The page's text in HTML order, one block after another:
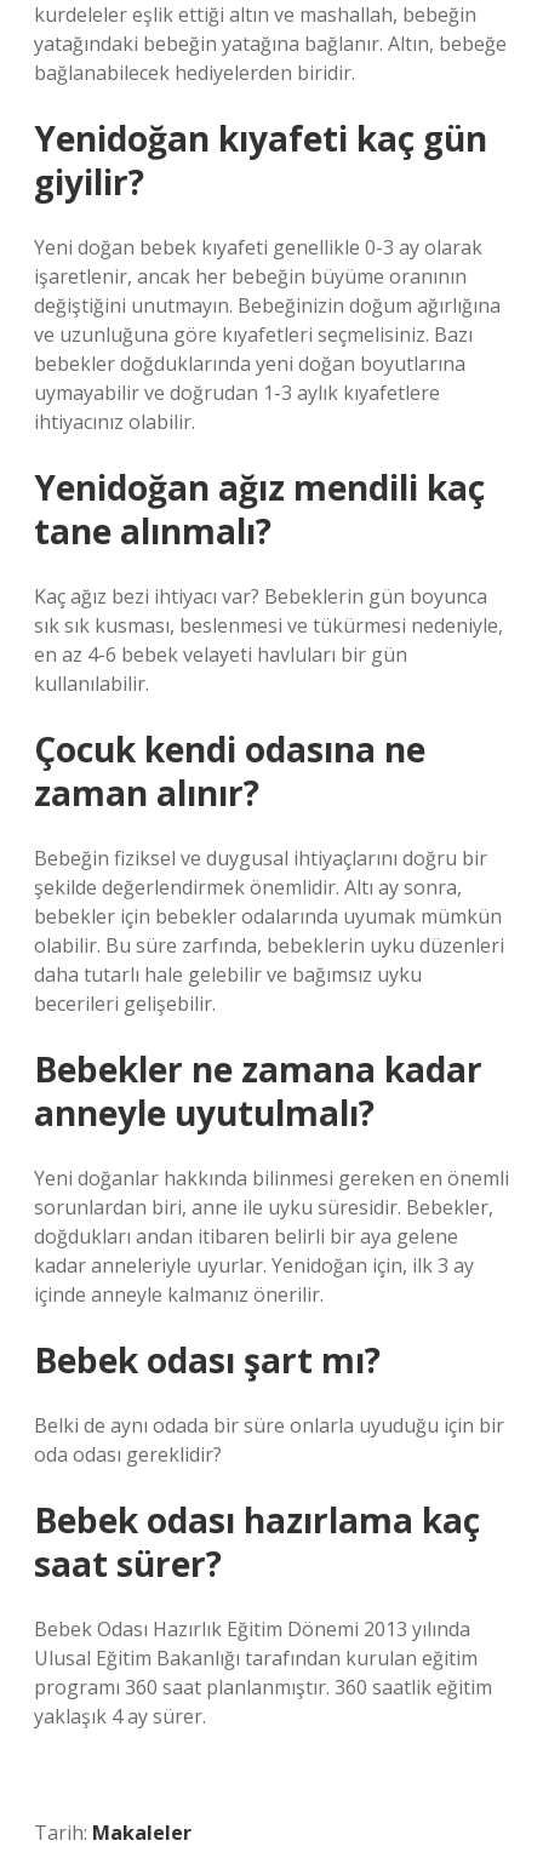
kurdeleler eşlik ettiği altın ve mashallah, bebeğin
yatağındaki bebeğin yatağına bağlanır. Altın, bebeğe
bağlanabilecek hediyelerden biridir.
Yenidoğan kıyafeti kaç gün
giyilir?
Yeni doğan bebek kıyafeti genellikle 0-3 ay olarak
işaretlenir, ancak her bebeğin büyüme oranının
değiştiğini unutmayın. Bebeğinizin doğum ağırlığına
ve uzunluğuna göre kıyafetleri seçmelisiniz. Bazı
bebekler doğduklarında yeni doğan boyutlarına
uymayabilir ve doğrudan 1-3 aylık kıyafetlere
ihtiyacınız olabilir.
Yenidoğan ağız mendili kaç
tane alınmalı?
Kaç ağız bezi ihtiyacı var? Bebeklerin gün boyunca
sık sık kusması, beslenmesi ve tükürmesi nedeniyle,
en az 4-6 bebek velayeti havluları bir gün
kullanılabilir.
Çocuk kendi odasına ne
zaman alınır?
Bebeğin fiziksel ve duygusal ihtiyaçlarını doğru bir
şekilde değerlendirmek önemlidir. Altı ay sonra,
bebekler için bebekler odalarında uyumak mümkün
olabilir. Bu süre zarfında, bebeklerin uyku düzenleri
daha tutarlı hale gelebilir ve bağımsız uyku
becerileri gelişebilir.
Bebekler ne zamana kadar
anneyle uyutulmalı?
Yeni doğanlar hakkında bilinmesi gereken en önemli
sorunlardan biri, anne ile uyku süresidir. Bebekler,
doğdukları andan itibaren belirli bir aya gelene
kadar anneleriyle uyurlar. Yenidoğan için, ilk 3 ay
içinde anneyle kalmanız önerilir.
Bebek odası şart mı?
Belki de aynı odada bir süre onlarla uyuduğu için bir
oda odası gereklidir?
Bebek odası hazırlama kaç
saat sürer?
Bebek Odası Hazırlık Eğitim Dönemi 2013 yılında
Ulusal Eğitim Bakanlığı tarafından kurulan eğitim
programı 360 saat planlanmıştır. 360 saatlik eğitim
yaklaşık 4 ay sürer.
Tarih: Makaleler